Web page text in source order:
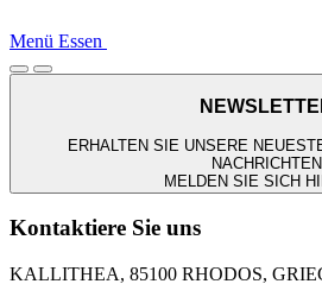
Menü Essen
ERHALTEN SIE UNSERE
NACHRICHTEN
MELDEN SIE SICH
Kontaktiere Sie uns
KALLITHEA, 85100 RHODOS,